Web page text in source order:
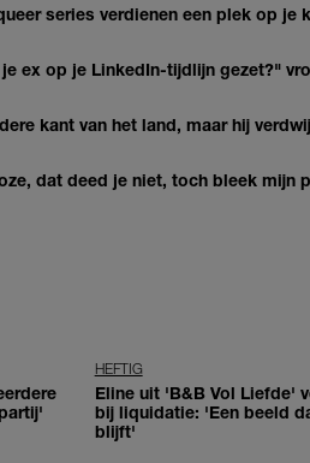
series verdienen een plek op je
ex op je LinkedIn-tijdlijn gezet?"
kant van het land, maar hij
dat deed je niet, toch bleek mijn
HEFTIG
Eline uit 'B&B Vol Liefde'
bij liquidatie: 'Een beeld
blijft'